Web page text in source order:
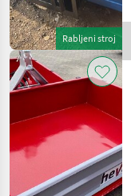
Rabljeni stroj